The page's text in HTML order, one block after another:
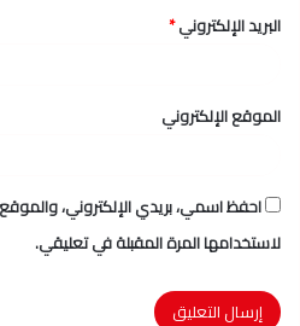
البريد الإلكتروني*
الموقع الإلكتروني
احفظ اسمي، بريدي الإلكتروني،
لاستخدامها المرة المقبلة في تعليقي.